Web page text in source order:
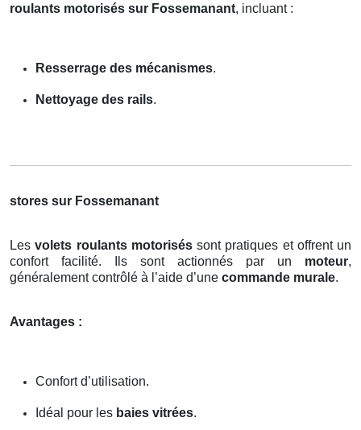
roulants motorisés sur Fossemanant, incluant :
Resserrage des mécanismes.
Nettoyage des rails.
stores sur Fossemanant
Lesvolets roulants motoriséssont pratiques et offrent un
confort facilité. Ils sont actionnés par un moteur,
généralement contrôlé à l’aide d’une commande murale.
Avantages :
Confort d’utilisation.
Idéal pour les baies vitrées.